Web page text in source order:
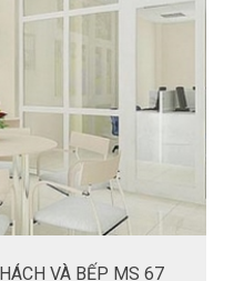
VÀ BẾP MS 67